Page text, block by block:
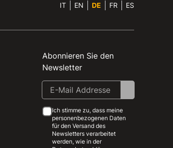
IT EN DE FR ES
Abonnieren Sie den
Newsletter
Ich stimme zu, dass meine
personenbezogenen Daten
für den Versand des
Newsletters verarbeitet
werden, wie in der